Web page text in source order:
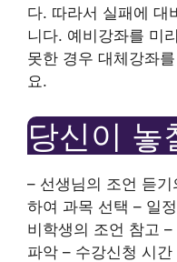
다. 따라서 실패에 대
니다. 예비강좌를 미
못한 경우 대체강좌
요.
당신이 놓
– 선생님의 조언 듣
하여 과목 선택 – 일
비학생의 조언 참고
파악 – 수강신청 시